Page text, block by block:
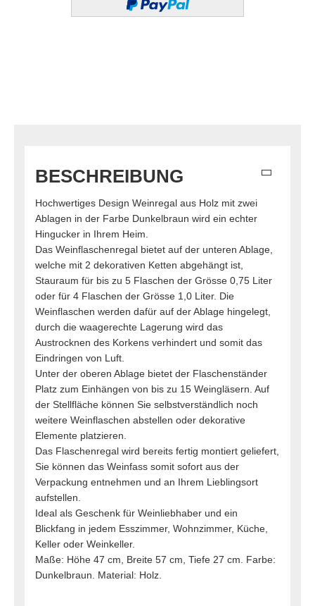
BESCHREIBUNG
Hochwertiges Design Weinregal aus Holz mit zwei
Ablagen in der Farbe Dunkelbraun wird ein echter
Hingucker in Ihrem Heim.
Das Weinflaschenregal bietet auf der unteren Ablage,
welche mit 2 dekorativen Ketten abgehängt ist,
Stauraum für bis zu 5 Flaschen der Grösse 0,75 Liter
oder für 4 Flaschen der Grösse 1,0 Liter. Die
Weinflaschen werden dafür auf der Ablage hingelegt,
durch die waagerechte Lagerung wird das
Austrocknen des Korkens verhindert und somit das
Eindringen von Luft.
Unter der oberen Ablage bietet der Flaschenständer
Platz zum Einhängen von bis zu 15 Weingläsern. Auf
der Stellfläche können Sie selbstverständlich noch
weitere Weinflaschen abstellen oder dekorative
Elemente platzieren.
Das Flaschenregal wird bereits fertig montiert geliefert,
Sie können das Weinfass somit sofort aus der
Verpackung entnehmen und an Ihrem Lieblingsort
aufstellen.
Ideal als Geschenk für Weinliebhaber und ein
Blickfang in jedem Esszimmer, Wohnzimmer, Küche,
Keller oder Weinkeller.
Maße: Höhe 47 cm, Breite 57 cm, Tiefe 27 cm. Farbe:
Dunkelbraun. Material: Holz.